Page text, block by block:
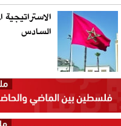
الاستراتيجية
السادس